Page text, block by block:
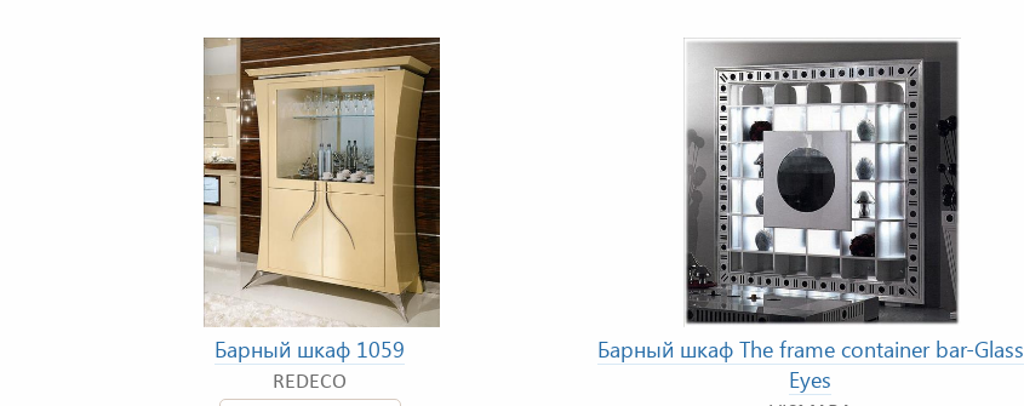
Барный шкаф 1059
REDECO
Барный шкаф The frame container bar-Glass
Eyes